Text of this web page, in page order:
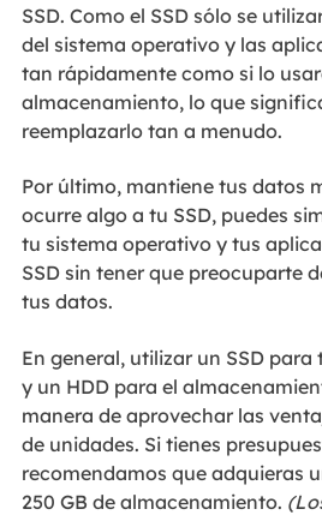
SSD. Como el SSD sólo se
del sistema operativo y las
tan rápidamente como si lo
almacenamiento, lo que
reemplazarlo tan a menudo.
Por último, mantiene tus datos
ocurre algo a tu SSD, puedes
tu sistema operativo y tus
SSD sin tener que preocuparte
tus datos.
En general, utilizar un SSD
y un HDD para el
manera de aprovechar las
de unidades. Si tienes
recomendamos que adquieras
250 GB de almacenamiento.